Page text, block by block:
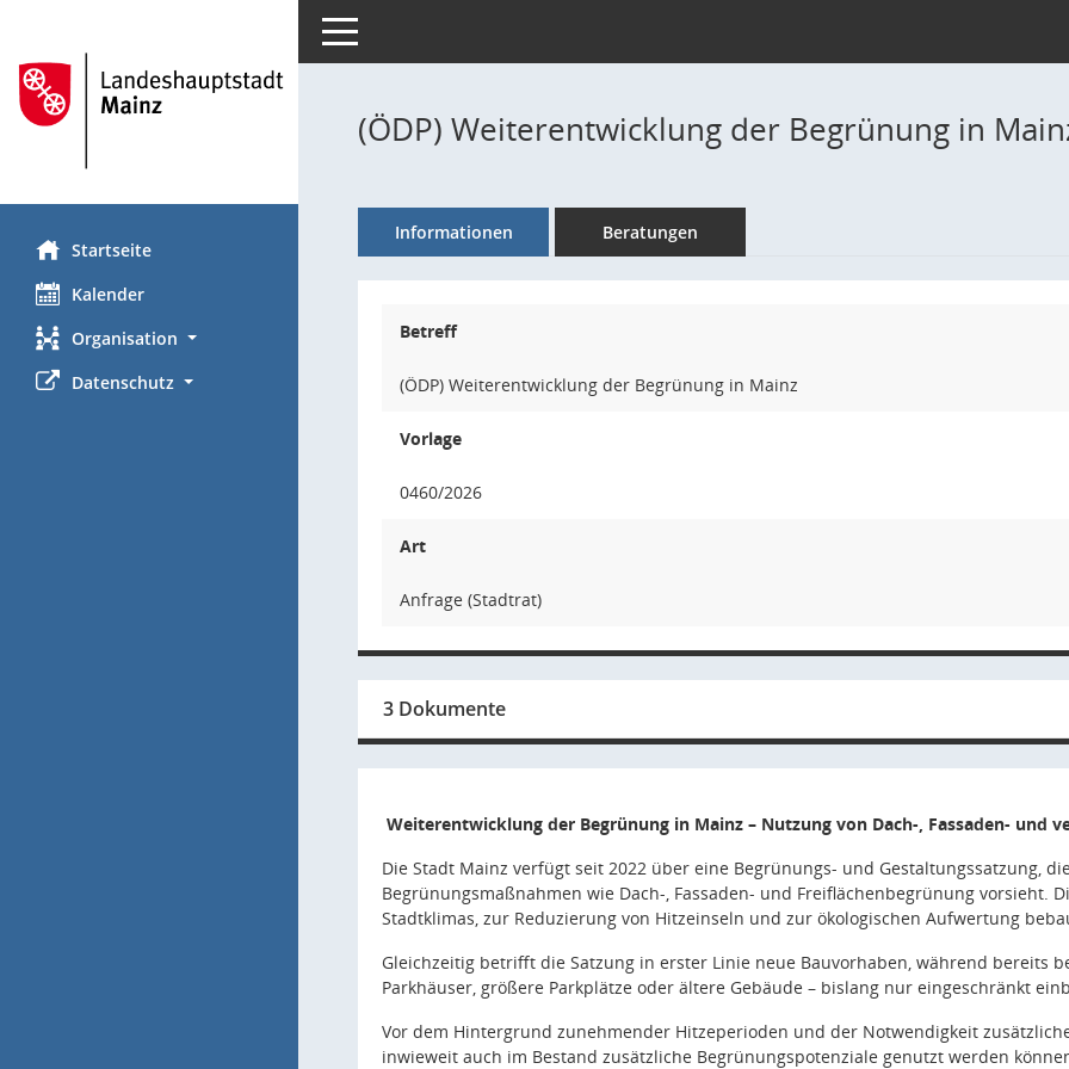
Startseite
Kalender
Organisation
Datenschutz
Toggle navigation
(ÖDP) Weiterentwicklung der Begrünung in
Informationen Beratungen
Betreff
(ÖDP) Weiterentwicklung der Begrünung in Mainz
Vorlage
0460/2026
Art
Anfrage (Stadtrat)
3 Dokumente
Weiterentwicklung der Begrünung in Mainz – Nutzung von Dach-, Fassaden- und
Die Stadt Mainz verfügt seit 2022 über eine Begrünungs- und Gestaltungssatzung,
Begrünungsmaßnahmen wie Dach-, Fassaden- und Freiflächenbegrünung vorsieht.
Stadtklimas, zur Reduzierung von Hitzeinseln und zur ökologischen Aufwertung
Gleichzeitig betrifft die Satzung in erster Linie neue Bauvorhaben, während bereits
Parkhäuser, größere Parkplätze oder ältere Gebäude – bislang nur eingeschränkt
Vor dem Hintergrund zunehmender Hitzeperioden und der Notwendigkeit
inwieweit auch im Bestand zusätzliche Begrünungspotenziale genutzt werden